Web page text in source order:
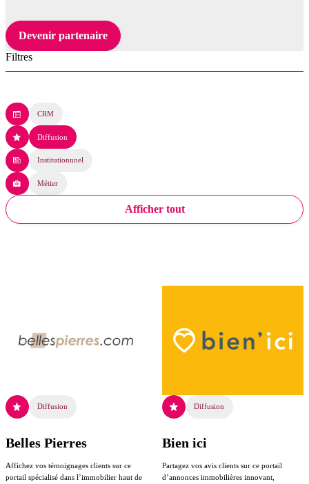
Devenir partenaire
Filtres
CRM
Diffusion
Institutionnnel
Métier
Afficher tout
Diffusion
Belles Pierres
Affichez vos témoignages clients sur ce
portail spécialisé dans l’immobilier haut de
Diffusion
Bien ici
Partagez vos avis clients sur ce portail
d’annonces immobilières innovant,